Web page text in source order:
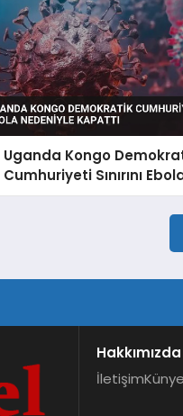
Uganda Kongo
Cumhuriyeti Sınırını
Nedeniyle Kapattı
Hakkımızda
İletişimKünye